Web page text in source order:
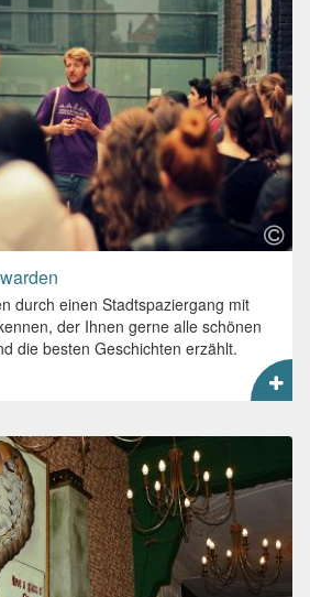
durch einen Stadtspaziergang mit
der Ihnen gerne alle schönen
die besten Geschichten erzählt.